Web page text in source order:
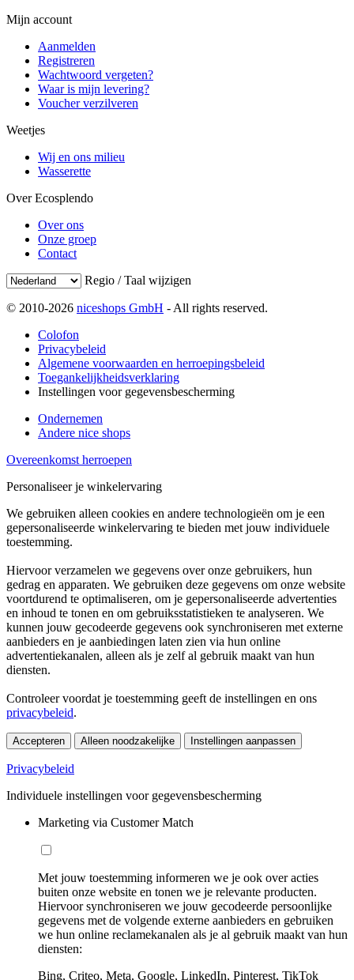
Mijn account
Aanmelden
Registreren
Wachtwoord vergeten?
Waar is mijn levering?
Voucher verzilveren
Weetjes
Wij en ons milieu
Wasserette
Over Ecosplendo
Over ons
Onze groep
Contact
Regio / Taal wijzigen
© 2010-2026 niceshops GmbH - All rights reserved.
Colofon
Privacybeleid
Algemene voorwaarden en herroepingsbeleid
Toegankelijkheidsverklaring
Instellingen voor gegevensbescherming
Ondernemen
Andere nice shops
Overeenkomst herroepen
Personaliseer je winkelervaring
We gebruiken alleen cookies en andere technologieën om je een
gepersonaliseerde winkelervaring te bieden met jouw individuele
toestemming.
Hiervoor verzamelen we gegevens over onze gebruikers, hun
gedrag en apparaten. We gebruiken deze gegevens om onze website
voortdurend te optimaliseren, om je gepersonaliseerde advertenties
en inhoud te tonen en om gebruiksstatistieken te analyseren. We
kunnen jouw gecodeerde gegevens ook synchroniseren met externe
aanbieders en je aanbiedingen laten zien via hun online
advertentiekanalen, alleen als je zelf al gebruik maakt van hun
diensten.
Controleer voordat je toestemming geeft de instellingen en ons
privacybeleid.
Accepteren Alleen noodzakelijke Instellingen aanpassen
Privacybeleid
Individuele instellingen voor gegevensbescherming
Marketing via Customer Match
Met jouw toestemming informeren we je ook over acties
buiten onze website en tonen we je relevante producten.
Hiervoor synchroniseren we jouw gecodeerde persoonlijke
gegevens met de volgende externe aanbieders en gebruiken
we hun online reclamekanalen als je al gebruik maakt van hun
diensten:
Bing, Criteo, Meta, Google, LinkedIn, Pinterest, TikTok